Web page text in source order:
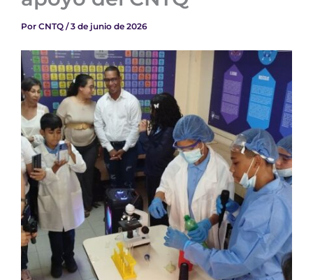
Por CNTQ /3 de junio de 2026